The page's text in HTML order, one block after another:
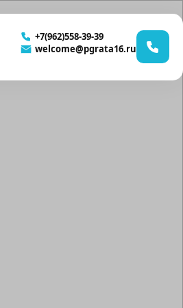
+7(962)558-39-39
welcome@pgrata16.ru